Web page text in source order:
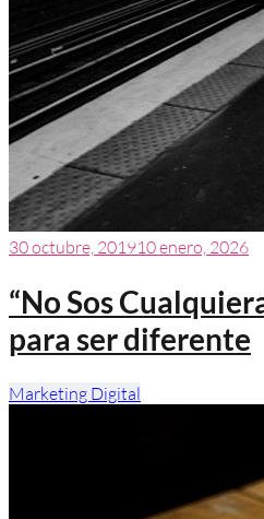
30 octubre, 201910 enero, 2026
“No Sos
para ser diferente
Marketing Digital